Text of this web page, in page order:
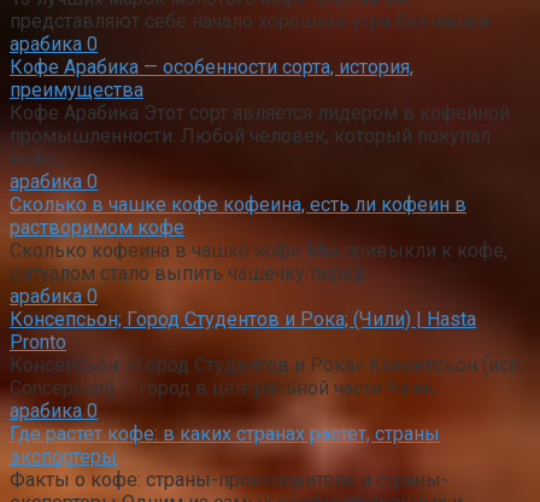
представляют себе начало хорошего утра без чашки
арабика 0
Кофе Арабика — особенности сорта, история,
преимущества
Кофе Арабика Этот сорт является лидером в кофейной
промышленности. Любой человек, который покупал
кофе,
арабика 0
Сколько в чашке кофе кофеина, есть ли кофеин в
растворимом кофе
Сколько кофеина в чашке кофе Мы привыкли к кофе,
ритуалом стало выпить чашечку перед
арабика 0
Консепсьон; Город Студентов и Рока; (Чили) | Hasta
Pronto
Консепсьон: «Город Студентов и Рока» Консепсьон (исп.
Concepcion) — город в центральной части Чили,
арабика 0
Где растет кофе: в каких странах растет, страны
экспортеры
Факты о кофе: страны-производители и страны-